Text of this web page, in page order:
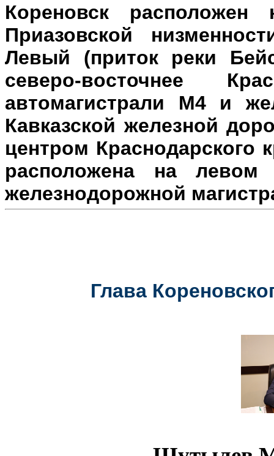
Кореновск
Приазовской
Левый (приток реки
северо-восточнее
автомагистрали М4 и
Кавказской железной
центром Краснодарского
расположена на левом
железнодорожной
Глава